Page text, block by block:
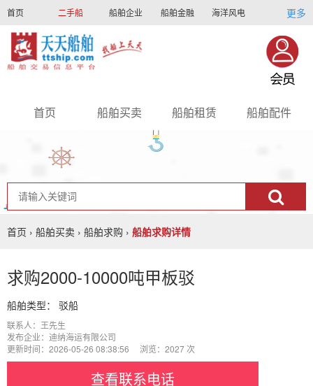
首页 二手船 船舶企业 船舶金融 海洋风电
船员招聘 船员联盟
更多
首页 船舶买卖 船舶租赁 船舶配件
首页 › 船舶买卖 › 船舶求购 › 船舶求购详情
求购2000-10000吨甲板驳
船舶类型： 驳船
联系人：王先生
发布企业：迪纳海运有限公司
更新时间：2026-05-26 08:38:56 浏览：2027 次
查看联系电话